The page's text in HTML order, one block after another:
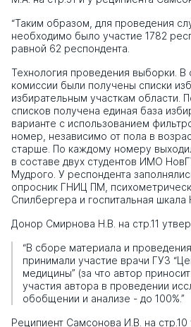
“Таким образом, для проведения
необходимо было участие 1782
равной 62 респондента.
Технология проведения выборки. В
комиссии были получены списки
избирательным участкам области.
списков получена единая база
варианте с использованием
номер, независимо от пола в
старше. По каждому номеру
в составе двух студентов ИМО
Мудрого. У респондента
опросник ГНИЦ ПМ,
Спилбергера и госпитальная шкала
Донор Смирнова Н.В. на стр.11
“В сборе материала и
принимали участие врачи ГУЗ
медицины” (за что автор
участия автора в проведении
обобщении и анализе - до 100%.”
Реципиент Самсонова И.В. на